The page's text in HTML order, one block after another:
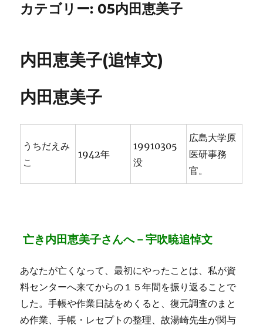
カテゴリー: 05内田恵美子
内田恵美子(追悼文)
内田恵美子
うちだえみ
こ
1942年
19910305
没
広島大学原
医研事務
官。
亡き内田恵美子さんへ－宇吹暁追悼文
あなたが亡くなって、最初にやったことは、私が資
料センターへ来てからの１５年間を振り返ることで
した。手帳や作業日誌をめくると、復元調査のまと
め作業、手帳・レセプトの整理、故湯崎先生が関与